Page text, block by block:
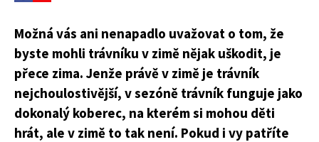
Možná vás ani nenapadlo uvažovat o tom, že
byste mohli trávníku v zimě nějak uškodit, je
přece zima. Jenže právě v zimě je trávník
nejchoulostivější, v sezóně trávník funguje jako
dokonalý koberec, na kterém si mohou děti
hrát, ale v zimě to tak není. Pokud i vy patříte